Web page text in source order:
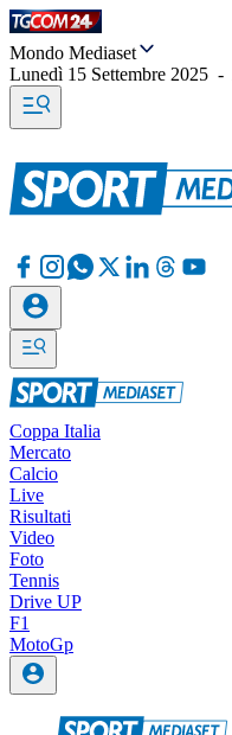
Mondo Mediaset
Lunedì 15 Settembre 2025 -
Coppa Italia
Mercato
Calcio
Live
Risultati
Video
Foto
Tennis
Drive UP
F1
MotoGp